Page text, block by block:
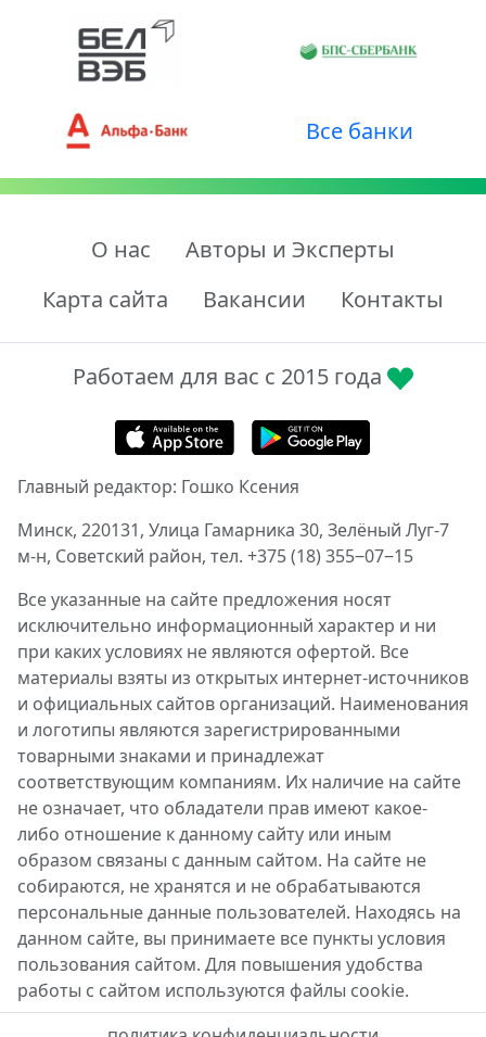
Все банки
О нас
Авторы и Эксперты
Карта сайта
Вакансии Контакты
Работаем для вас с 2015 года
Главный редактор: Гошко Ксения
Минск, 220131, Улица Гамарника 30, Зелёный Луг-7
м-н, Советский район, тел. +375 (18) 355‒07‒15
Все указанные на сайте предложения носят
исключительно информационный характер и ни
при каких условиях не являются офертой. Все
материалы взяты из открытых интернет-источников
и официальных сайтов организаций. Наименования
и логотипы являются зарегистрированными
товарными знаками и принадлежат
соответствующим компаниям. Их наличие на сайте
не означает, что обладатели прав имеют какое-
либо отношение к данному сайту или иным
образом связаны с данным сайтом. На сайте не
собираются, не хранятся и не обрабатываются
персональные данные пользователей. Находясь на
данном сайте, вы принимаете все пункты условия
пользования сайтом. Для повышения удобства
работы с сайтом используются файлы cookie.